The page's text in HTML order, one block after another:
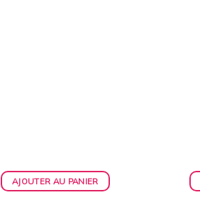
AJOUTER AU PANIER